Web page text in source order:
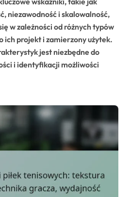
niezawodność i skalowalność,
w zależności od różnych typów
ich projekt i zamierzony użytek.
jest niezbędne do
i identyfikacji możliwości